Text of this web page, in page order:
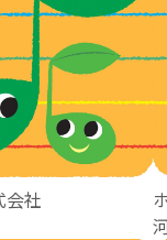
会社